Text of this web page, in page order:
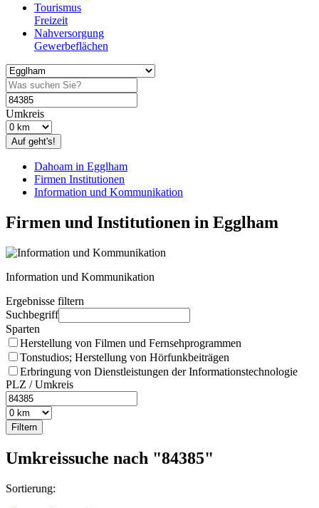
Tourismus
Freizeit
Nahversorgung
Gewerbeflächen
Umkreis
Auf geht's!
Dahoam in Egglham
Firmen Institutionen
Information und Kommunikation
Firmen und Institutionen in Egglham
Information und Kommunikation
Ergebnisse filtern
Suchbegriff
Sparten
Herstellung von Filmen und Fernsehprogrammen
Tonstudios; Herstellung von Hörfunkbeiträgen
Erbringung von Dienstleistungen der Informationstechnologie
PLZ / Umkreis
Umkreissuche nach "84385"
Sortierung: